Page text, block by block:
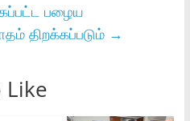
பழைய
திறக்கப்படும் →
Like